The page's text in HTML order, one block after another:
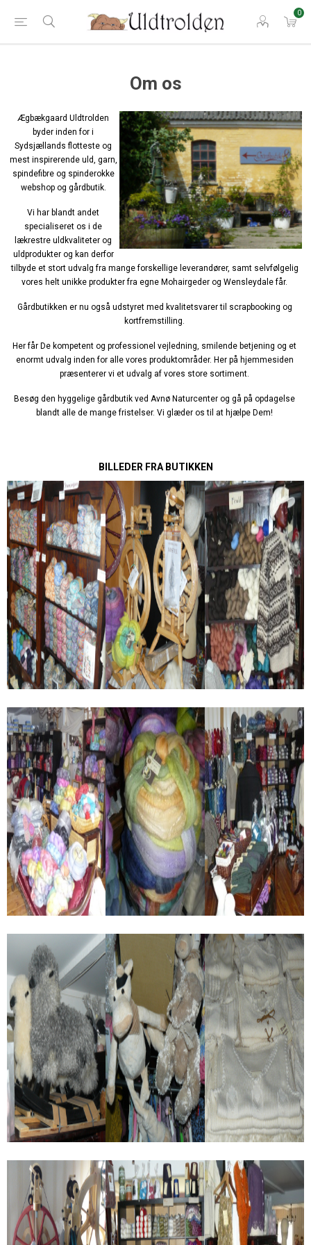
0
Om os
Ægbækgaard Uldtrolden
byder inden for i
Sydsjællands flotteste og
mest inspirerende uld, garn,
spindefibre og spinderokke
webshop og gårdbutik.
Vi har blandt andet
specialiseret os i de
lækrestre uldkvaliteter og
uldprodukter og kan derfor
tilbyde et stort udvalg fra mange forskellige leverandører, samt selvfølgelig
vores helt unikke produkter fra egne Mohairgeder og Wensleydale får.
Gårdbutikken er nu også udstyret med kvalitetsvarer til scrapbooking og
kortfremstilling.
Her får De kompetent og professionel vejledning, smilende betjening og et
enormt udvalg inden for alle vores produktområder. Her på hjemmesiden
præsenterer vi et udvalg af vores store sortiment.
Besøg den hyggelige gårdbutik ved Avnø Naturcenter og gå på opdagelse
blandt alle de mange fristelser. Vi glæder os til at hjælpe Dem!
BILLEDER FRA BUTIKKEN